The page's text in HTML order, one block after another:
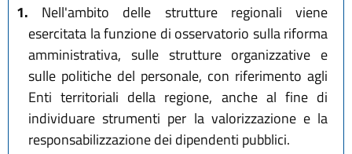
1. Nell'ambito delle strutture regionali viene
esercitata la funzione di osservatorio sulla riforma
amministrativa, sulle strutture organizzative e
sulle politiche del personale, con riferimento agli
Enti territoriali della regione, anche al fine di
individuare strumenti per la valorizzazione e la
responsabilizzazione dei dipendenti pubblici.